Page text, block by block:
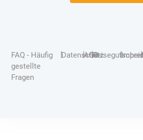
FAQ - Häufig
gestellte
Fragen
|Datenschutz
|AGB
| | |